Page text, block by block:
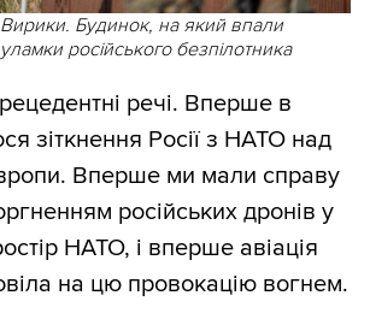
Вирики. Будинок, на який впали
уламки російського безпілотника
речі. Вперше в
зіткнення Росії з НАТО над
Вперше ми мали справу
російських дронів у
НАТО, і вперше авіація
на цю провокацію вогнем.